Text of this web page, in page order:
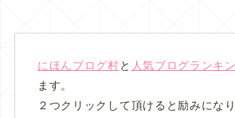
にほんブログ村と 人気ブログランキ
ます。
２つクリックして頂けると励みにな